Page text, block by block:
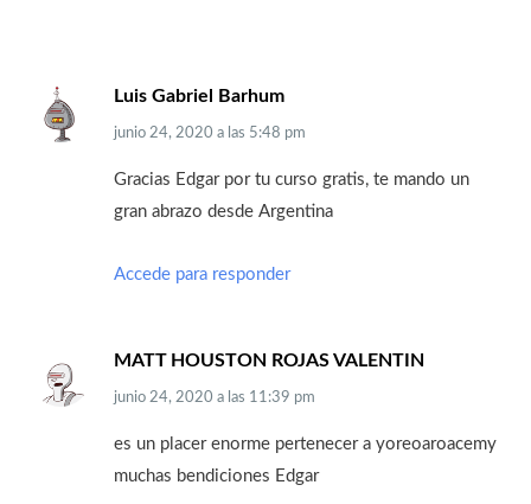
Luis Gabriel Barhum
junio 24, 2020 a las 5:48 pm
Gracias Edgar por tu curso gratis, te mando un
gran abrazo desde Argentina
Accede para responder
MATT HOUSTON ROJAS VALENTIN
junio 24, 2020 a las 11:39 pm
es un placer enorme pertenecer a yoreoaroacemy
muchas bendiciones Edgar